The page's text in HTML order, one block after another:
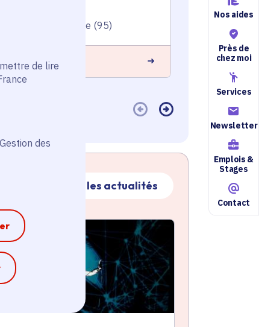
de lire
des
Nos aides
Près de
chez moi
Services
Newsletter
Emplois &
Stages
Contact
Écouen (95), Ézanville (95)
plus
Voté en
En savoir plus
Toutes les actualités
active